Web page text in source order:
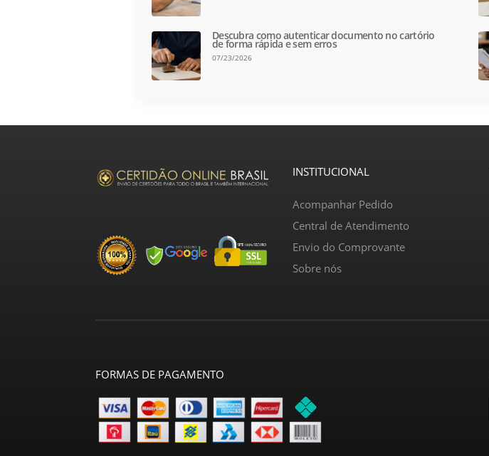
Descubra como autenticar documento no cartório
de forma rápida e sem erros
07/23/2026
INSTITUCIONAL
Acompanhar Pedido
Central de Atendimento
Envio do Comprovante
Sobre nós
FORMAS DE PAGAMENTO